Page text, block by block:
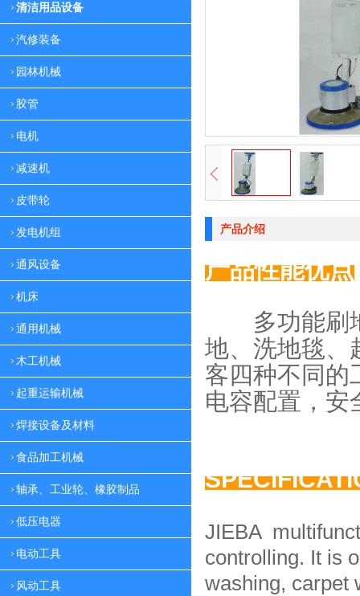
清洁用品设备
汽修装备
园林机械
胶管
电机
减速机
皮带轮
发电机组
通风设备
机床
通用机械
木工机械
起重运输机械
焊接设备及材料
食品加工机械
轴承、工业轮、橡胶制品
低压电器
电动工具
风动工具
产品介绍
产品性能优点
多功能刷地
地、 洗地毯、
客四种不同的
电容配置， 安
JIEBA
controlling. It is
washing, carpet